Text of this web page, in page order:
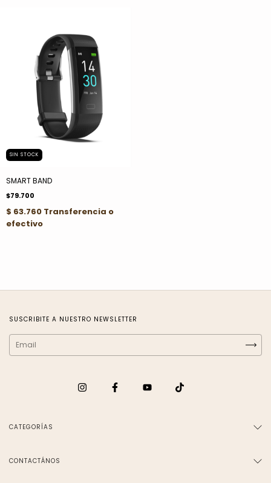
SIN STOCK
SMART BAND
$79.700
SUSCRIBITE A NUESTRO NEWSLETTER
CATEGORÍAS
CONTACTÁNOS